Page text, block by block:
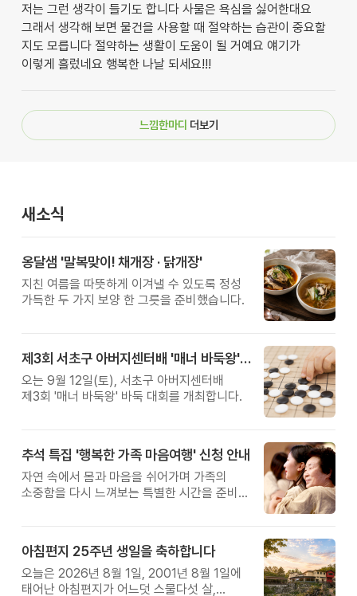
저는 그런 생각이 들기도 합니다 사물은 욕심을 싫어한대요
그래서 생각해 보면 물건을 사용할 때 절약하는 습관이 중요할
지도 모릅니다 절약하는 생활이 도움이 될 거예요 얘기가
이렇게 흘렀네요 행복한 나날 되세요!!!
느낌한마디 더보기
새소식
옹달샘 '말복맞이! 채개장 · 닭개장'
지친 여름을 따뜻하게 이겨낼 수 있도록 정성
가득한 두 가지 보양 한 그릇을 준비했습니다.
제3회 서초구 아버지센터배 '매너 바둑왕' 대회
오는 9월 12일(토), 서초구 아버지센터배
제3회 '매너 바둑왕' 바둑 대회를 개최합니다.
추석 특집 '행복한 가족 마음여행' 신청 안내
자연 속에서 몸과 마음을 쉬어가며 가족의
소중함을 다시 느껴보는 특별한 시간을 준비해
아침편지 25주년 생일을 축하합니다
오늘은 2026년 8월 1일, 2001년 8월 1일에
태어난 아침편지가 어느덧 스물다섯 살,